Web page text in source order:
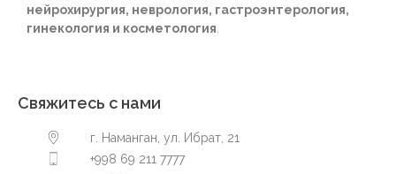
нейрохирургия, неврология, гастроэнтерология,
гинекология и косметология.
Свяжитесь с нами
г. Наманган, ул. Ибрат, 21
+998 69 211 7777